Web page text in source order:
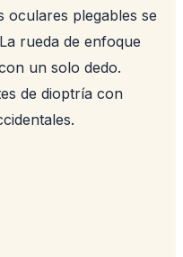
oculares plegables se
rueda de enfoque
un solo dedo.
de dioptría con